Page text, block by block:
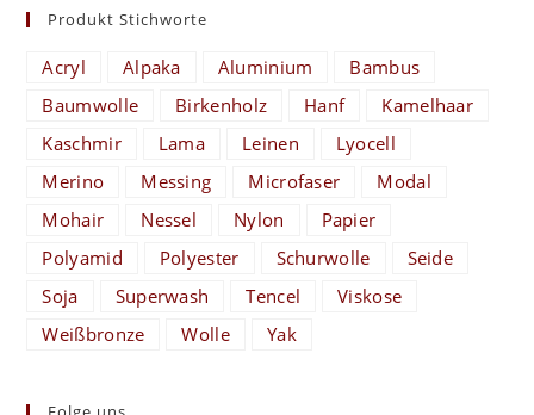
Produkt Stichworte
Acryl Alpaka Aluminium
Bambus
Baumwolle
Birkenholz Hanf
Kamelhaar
Kaschmir
Lama Leinen
Lyocell
Merino
Messing Microfaser
Modal
Mohair
Nessel Nylon
Papier
Polyamid
Polyester Schurwolle
Seide
Soja
Superwash Tencel
Viskose
Weißbronze
Wolle Yak